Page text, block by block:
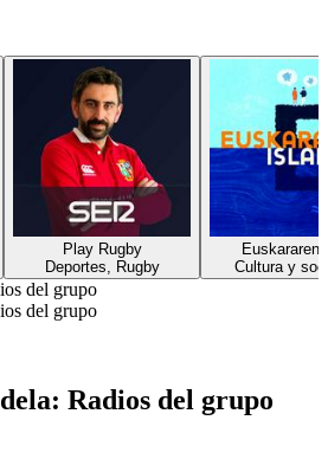
Play Rugby
Deportes, Rugby
Euskararen
Cultura y
del grupo
del grupo
Radios del grupo